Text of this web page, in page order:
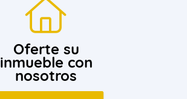
Oferte su
inmueble con
nosotros